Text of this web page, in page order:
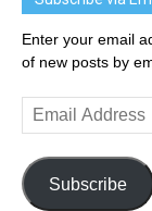
Enter your email
of new posts by
Email
Address
Subscribe